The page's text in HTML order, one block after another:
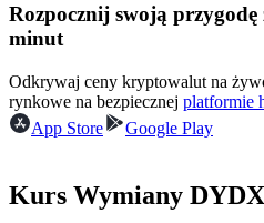
Strategie handlowe
Dowiedz się, jak zachować
Rozpocznij swoją
minut
Odkrywaj ceny kryptowalut na
rynkowe na bezpiecznej platformie
App Store
Google Play
Kurs Wymiany